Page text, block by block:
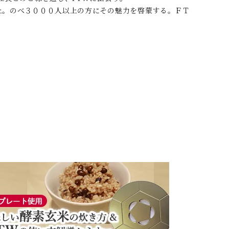
のべ３０００人以上の方にその魅力を啓蒙する。ＦＴ